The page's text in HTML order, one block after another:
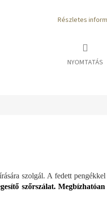
Részletes
NYOMTATÁS
szolgál. A fedett
szőrszálat.